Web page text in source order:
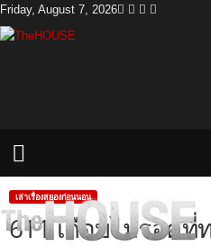
Friday, August 7, 2026
เล่าเรื่องสยองก่อนนอน
611 เกือบไม่รอดที่